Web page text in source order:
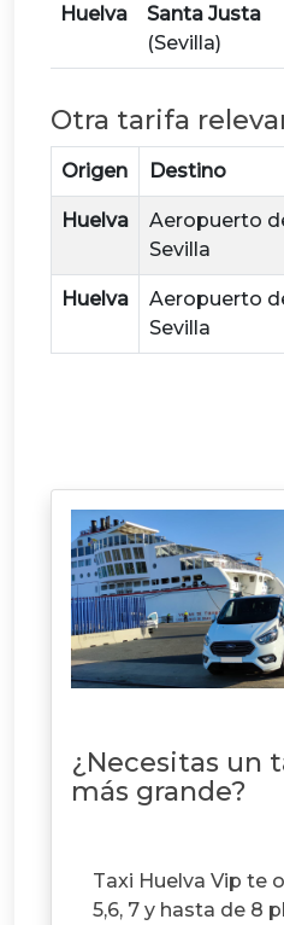
Huelva
Santa Justa
(Sevilla)
Otra tarifa
Origen Destino
Huelva
Aeropuerto
Sevilla
Huelva
Aeropuerto
Sevilla
¿Necesitas un
más grande?
Taxi Huelva Vip te
5,6, 7 y hasta de 8